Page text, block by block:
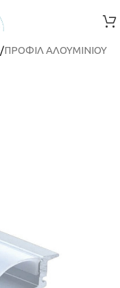
/ΠΡΟΦΙΛ ΑΛΟΥΜΙΝΙΟΥ